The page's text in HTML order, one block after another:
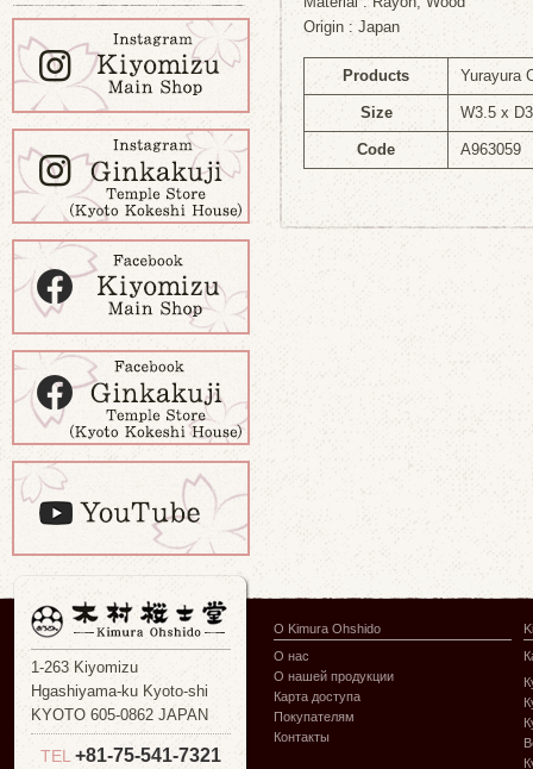
Origin : Japan
Products Yurayura
Size W3.5 x
Code A963059
1-263 Kiyomizu
Hgashiyama-ku Kyoto-shi
KYOTO 605-0862 JAPAN
TEL +81-75-541-7321
О Kimura Ohshido
О нас
О нашей продукции
Карта доступа
Покупателям
Контакты